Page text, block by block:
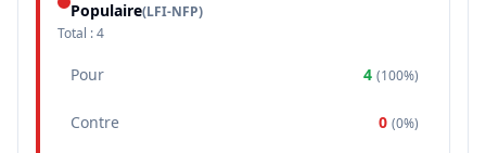
Populaire(LFI-NFP)
Total :4
Pour 4 (100%)
Contre 0 (0%)